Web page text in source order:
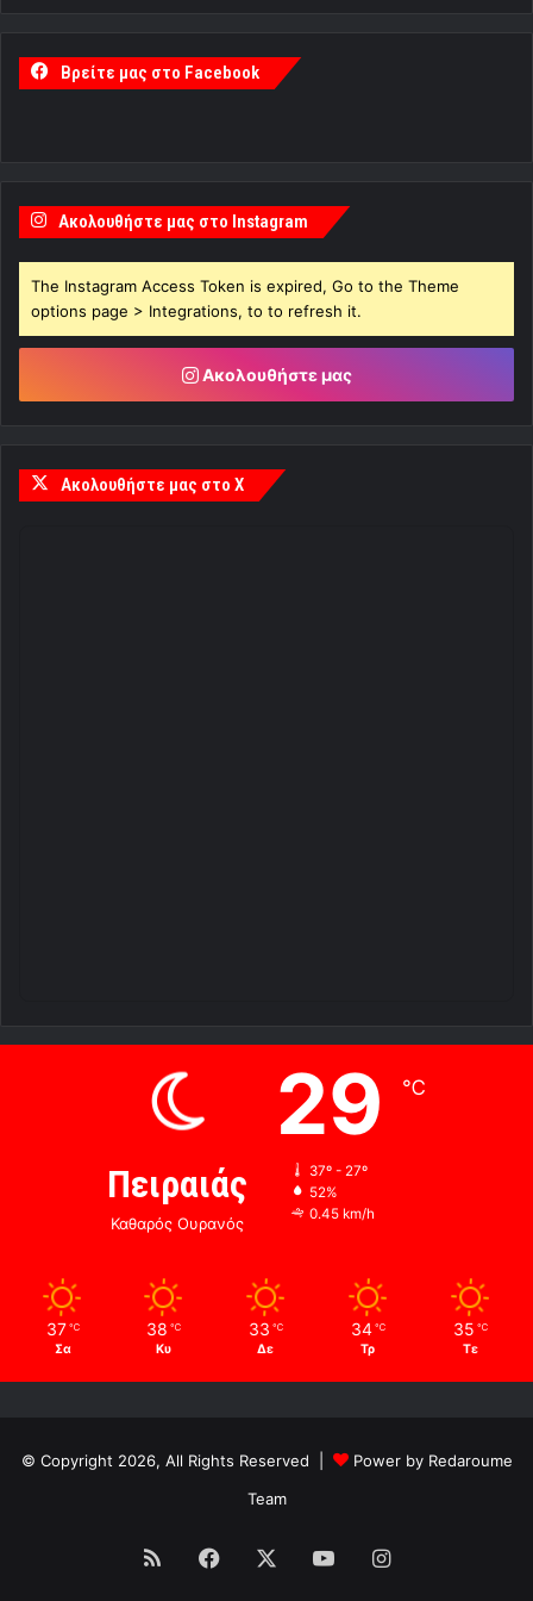
Βρείτε μας στο Facebook
Ακολουθήστε μας στο Instagram
The Instagram Access Token is expired, Go to the Theme
options page > Integrations, to to refresh it.
Ακολουθήστε μας
Ακολουθήστε μας στο X
Πειραιάς
Καθαρός Ουρανός
29 ℃
37º - 27º
52%
0.45 km/h
37 ℃
Σα
38 ℃
Κυ
33 ℃
Δε
34 ℃
Τρ
35 ℃
Τε
© Copyright 2026, All Rights Reserved |
Power by Redaroume
Team
RSS Facebook YouTubeInstagram